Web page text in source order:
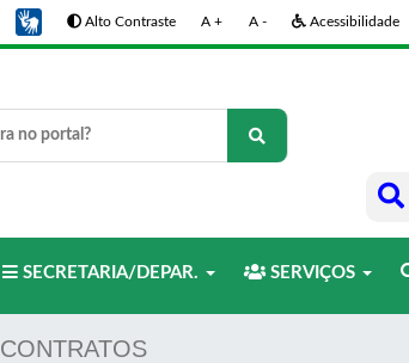
Alto Contraste A + A - Acessibilidade
SECRETARIA/DEPAR. SERVIÇOS
CONTRATOS